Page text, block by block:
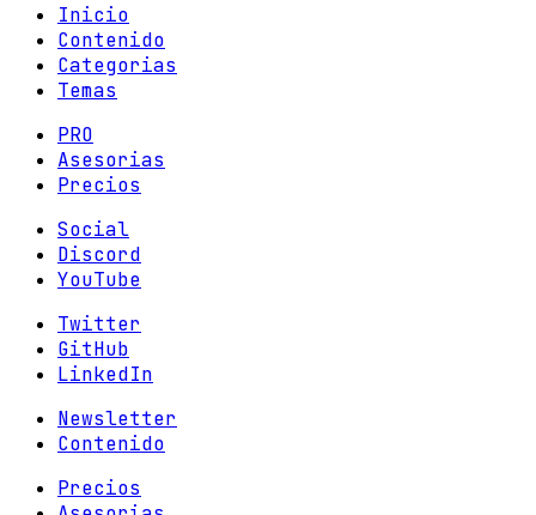
Inicio
Contenido
Categorias
Temas
PRO
Asesorias
Precios
Social
Discord
YouTube
Twitter
GitHub
LinkedIn
Newsletter
Contenido
Precios